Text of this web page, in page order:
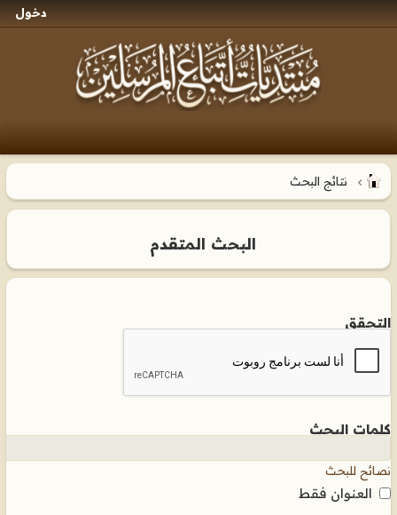
دخول
نتائج البحث
البحث المتقدم
التحقق
كلمات البحث
نصائح للبحث
العنوان فقط